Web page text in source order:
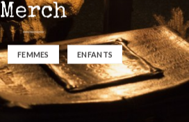
Merch
FEMMES ENFANTS